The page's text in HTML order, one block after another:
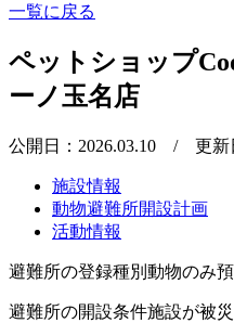
一覧に戻る
ペットショップ
ーノ玉名店
公開日：2026.03.10 / 更新
施設情報
動物避難所開設計画
活動情報
避難所の登録種別 動物のみ
避難所の開設条件施設が被